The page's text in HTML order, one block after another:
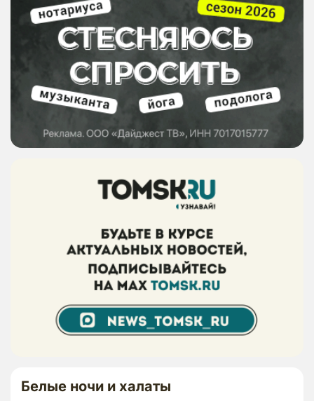
Белые ночи и халаты